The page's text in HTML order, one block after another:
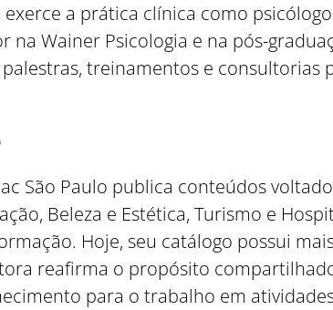
exerce a prática clínica como
na Wainer Psicologia e na pós-
treinamentos e
São Paulo publica conteúdos
Beleza e Estética, Turismo e
Hoje, seu catálogo possui
reafirma o propósito
para o trabalho em